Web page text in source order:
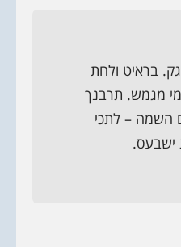
בראיט ולחת
מגמש. תרבנך
השמה – לתכי
ישבעס.